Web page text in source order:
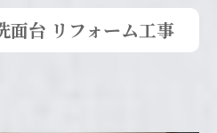
面台 リフォーム工事